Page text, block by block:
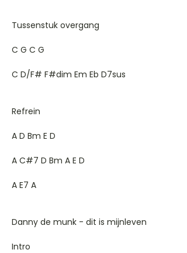
Tussenstuk overgang
C G C G
C D/F# F#dim Em Eb D7sus
Refrein
A D Bm E D
A C#7 D Bm A E D
A E7 A
Danny de munk - dit is mijnleven
Intro